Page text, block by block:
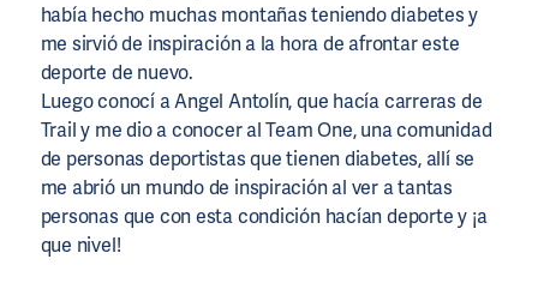
había hecho muchas montañas teniendo diabetes y
me sirvió de inspiración a la hora de afrontar este
deporte de nuevo.
Luego conocí a Angel Antolín, que hacía carreras de
Trail y me dio a conocer al Team One, una comunidad
de personas deportistas que tienen diabetes, allí se
me abrió un mundo de inspiración al ver a tantas
personas que con esta condición hacían deporte y ¡a
que nivel!